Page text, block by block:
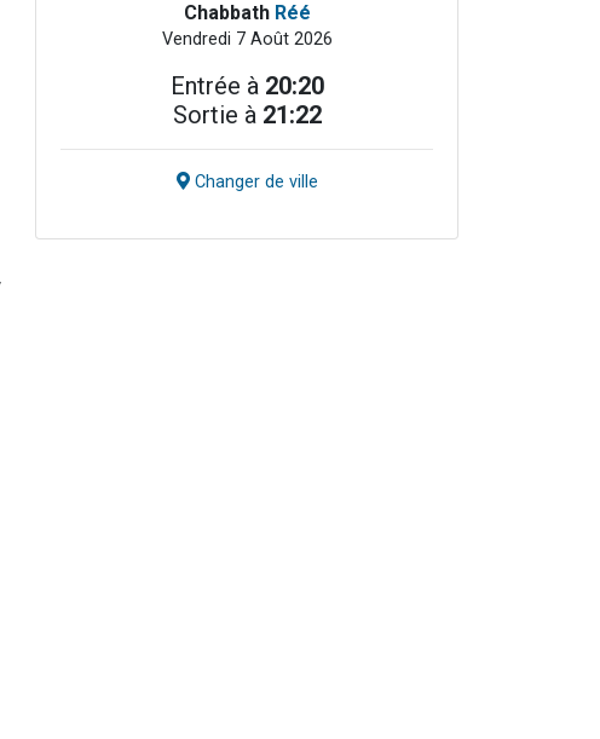
Chabbath Réé
Vendredi 7 Août 2026
Entrée à 20:20
Sortie à 21:22
Changer de ville